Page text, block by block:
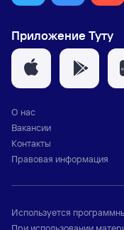
Приложение Туту
О нас
Вакансии
Контакты
Правовая информация
Используется